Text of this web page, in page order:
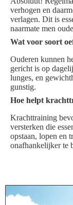
verhogen en
verlagen. Dit is
naarmate men
Wat voor soort
Ouderen kunnen
gericht is op
lunges, en
gunstig.
Hoe helpt
Krachttraining
versterken die
opstaan, lopen en
onafhankelijker te